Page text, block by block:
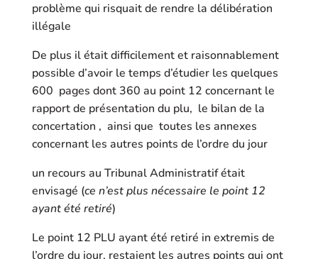
problème qui risquait de rendre la délibération
illégale
De plus il était difficilement et raisonnablement
possible d’avoir le temps d’étudier les quelques
600 pages dont 360 au point 12 concernant le
rapport de présentation du plu, le bilan de la
concertation , ainsi que toutes les annexes
concernant les autres points de l’ordre du jour
un recours au Tribunal Administratif était
envisagé (ce n’est plus nécessaire le point 12
ayant été retiré)
Le point 12 PLU ayant été retiré in extremis de
l’ordre du jour, restaient les autres points qui ont